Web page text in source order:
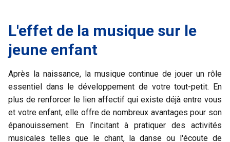
L'effet de la musique sur le
jeune enfant
Après la naissance, la musique continue de jouer un rôle
essentiel dans le développement de votre tout-petit. En
plus de renforcer le lien affectif qui existe déjà entre vous
et votre enfant, elle offre de nombreux avantages pour son
épanouissement. En l’incitant à pratiquer des activités
musicales telles que le chant, la danse ou l'écoute de